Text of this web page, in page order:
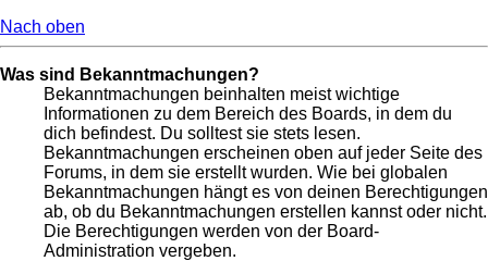
Nach oben
Was sind Bekanntmachungen?
Bekanntmachungen beinhalten meist wichtige
Informationen zu dem Bereich des Boards, in dem du
dich befindest. Du solltest sie stets lesen.
Bekanntmachungen erscheinen oben auf jeder Seite des
Forums, in dem sie erstellt wurden. Wie bei globalen
Bekanntmachungen hängt es von deinen Berechtigungen
ab, ob du Bekanntmachungen erstellen kannst oder nicht.
Die Berechtigungen werden von der Board-
Administration vergeben.